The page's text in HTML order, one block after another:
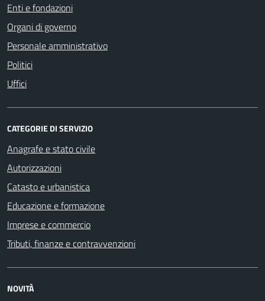
Enti e fondazioni
Organi di governo
Personale amministrativo
Politici
Uffici
CATEGORIE DI SERVIZIO
Anagrafe e stato civile
Autorizzazioni
Catasto e urbanistica
Educazione e formazione
Imprese e commercio
Tributi, finanze e contravvenzioni
NOVITÀ